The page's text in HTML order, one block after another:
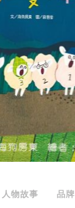
人物故事 品